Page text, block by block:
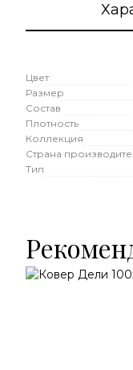
Цвет
Размер
Состав
Плотность
Коллекция
Страна
Тип